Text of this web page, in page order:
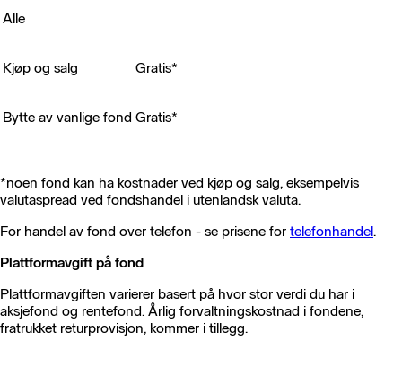
Alle
Kjøp og salg Gratis*
Bytte av vanlige fond Gratis*
*noen fond kan ha kostnader ved kjøp og salg, eksempelvis
valutaspread ved fondshandel i utenlandsk valuta.
For handel av fond over telefon - se prisene for telefonhandel.
Plattformavgift på fond
Plattformavgiften varierer basert på hvor stor verdi du har i
aksjefond og rentefond. Årlig forvaltningskostnad i fondene,
fratrukket returprovisjon, kommer i tillegg.